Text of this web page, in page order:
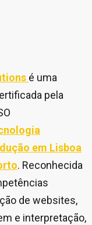
é uma
pela
em Lisboa
. Reconhecida
de websites,
e interpretação,